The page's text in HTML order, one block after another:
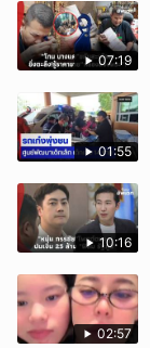
07:19
01:55
10:16
02:57